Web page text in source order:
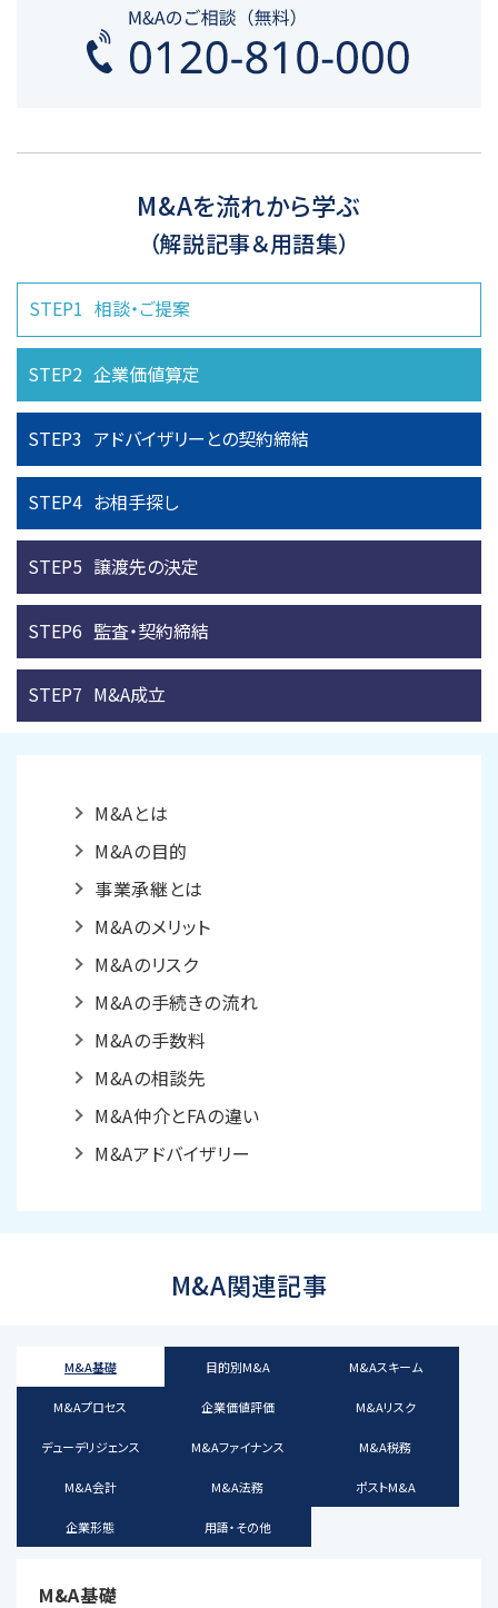
M&Aを流れから学ぶ
（解説記事＆用語集）
STEP1 相談・ご提案
STEP2 企業価値算定
STEP3 アドバイザリーとの契約締結
STEP4 お相手探し
STEP5 譲渡先の決定
STEP6 監査・契約締結
STEP7 M&A成立
M&Aとは
M&Aの目的
事業承継とは
M&Aのメリット
M&Aのリスク
M&Aの手続きの流れ
M&Aの手数料
M&Aの相談先
M&A仲介とFAの違い
M&Aアドバイザリー
M&A関連記事
M&A基礎 目的別M&A M&Aスキーム
M&Aプロセス 企業価値評価 M&Aリスク
デューデリジェンス M&Aファイナンス M&A税務
M&A会計 M&A法務 ポストM&A
企業形態 用語・その他
M&A基礎